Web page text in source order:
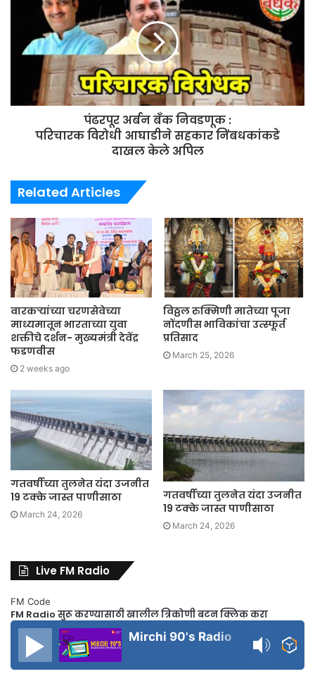
पंढरपूर अर्बन बँक निवडणूक :
परिचारक विरोधी आघाडीने सहकार निंबधकांकडे
दाखल केले अपिल
Related Articles
वारकऱ्यांच्या चरणसेवेच्या
माध्यमातून भारताच्या युवा
शक्तीचे दर्शन- मुख्यमंत्री देवेंद्र
फडणवीस
2 weeks ago
विठ्ठल रुक्मिणी मातेच्या पूजा
नोंदणीस भाविकांचा उत्स्फूर्त
प्रतिसाद
March 25, 2026
गतवर्षीच्या तुलनेत यंदा उजनीत
19 टक्के जास्त पाणीसाठा
March 24, 2026
गतवर्षीच्या तुलनेत यंदा उजनीत
19 टक्के जास्त पाणीसाठा
March 24, 2026
Live FM Radio
FM Code
FM Radio सुरू करण्यासाठी खालील त्रिकोणी बटन क्लिक करा
Mirchi 90's Radio